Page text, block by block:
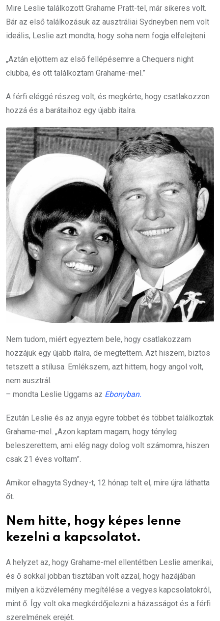
Mire Leslie találkozott Grahame Pratt-tel, már sikeres volt.
Bár az első találkozásuk az ausztráliai Sydneyben nem volt
ideális, Leslie azt mondta, hogy soha nem fogja elfelejteni.
„Aztán eljöttem az első fellépésemre a Chequers night
clubba, és ott találkoztam Grahame-mel.”
A férfi eléggé részeg volt, és megkérte, hogy csatlakozzon
hozzá és a barátaihoz egy újabb italra.
Nem tudom, miért egyeztem bele, hogy csatlakozzam
hozzájuk egy újabb italra, de megtettem. Azt hiszem, biztos
tetszett a stílusa. Emlékszem, azt hittem, hogy angol volt,
nem ausztrál.
– mondta Leslie Uggams az Ebonyban.
Ezután Leslie és az anyja egyre többet és többet találkoztak
Grahame-mel. „Azon kaptam magam, hogy tényleg
beleszerettem, ami elég nagy dolog volt számomra, hiszen
csak 21 éves voltam”.
Amikor elhagyta Sydney-t, 12 hónap telt el, mire újra láthatta
őt.
Nem hitte, hogy képes lenne
kezelni a kapcsolatot.
A helyzet az, hogy Grahame-mel ellentétben Leslie amerikai,
és ő sokkal jobban tisztában volt azzal, hogy hazájában
milyen a közvélemény megítélése a vegyes kapcsolatokról,
mint ő. Így volt oka megkérdőjelezni a házasságot és a férfi
szerelmének erejét.